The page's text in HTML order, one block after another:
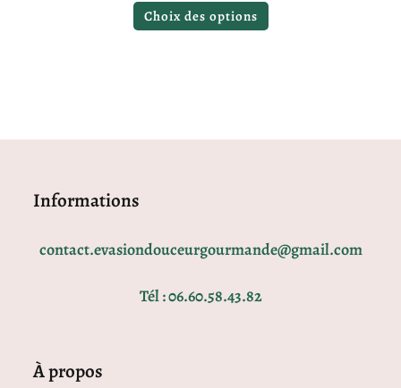
Choix des options
Informations
contact.evasiondouceurgourmande@gmail.com
Tél : 06.60.58.43.82
À propos